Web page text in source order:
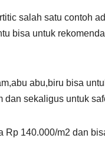
salah satu contoh
bisa untuk
abu,biru bisa
sekaligus untuk
Rp 140.000/m2 dan